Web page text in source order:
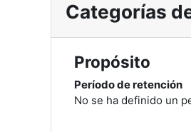
Categorías
Propósito
Período de retención
No se ha definido un